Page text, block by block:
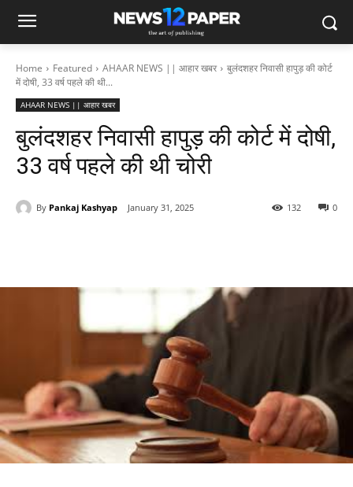
Home Featured AHAAR NEWS || आहार खबर
बुलंदशहर निवासी हापुड़ की कोर्ट
में दोषी, 33 वर्ष पहले की थी...
AHAAR NEWS || आहार खबर
बुलंदशहर निवासी हापुड़ की कोर्ट में दोषी,
33 वर्ष पहले की थी चोरी
By Pankaj Kashyap January 31, 2025 0
132